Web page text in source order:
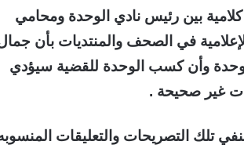
بين رئيس نادي الوحدة ومحامي
في الصحف والمنتديات بأن
وأن كسب الوحدة للقضية سيؤدي
غير صحيحة .
تلك التصريحات والتعليقات